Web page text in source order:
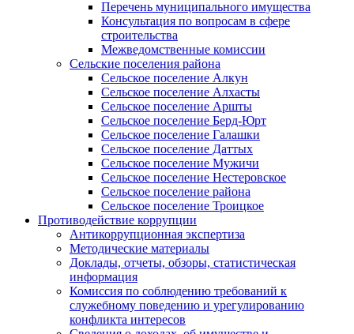
Перечень муниципального имущества
Консультация по вопросам в сфере
строительства
Межведомственные комиссии
Сельские поселения района
Сельское поселение Алкун
Сельское поселение Алхасты
Сельское поселение Аршты
Сельское поселение Берд-Юрт
Сельское поселение Галашки
Сельское поселение Даттых
Сельское поселение Мужичи
Сельское поселение Нестеровское
Сельское поселение района
Сельское поселение Троицкое
Противодействие коррупции
Антикоррупционная экспертиза
Методические материалы
Доклады, отчеты, обзоры, статистическая
информация
Комиссия по соблюдению требований к
служебному поведению и урегулированию
конфликта интересов